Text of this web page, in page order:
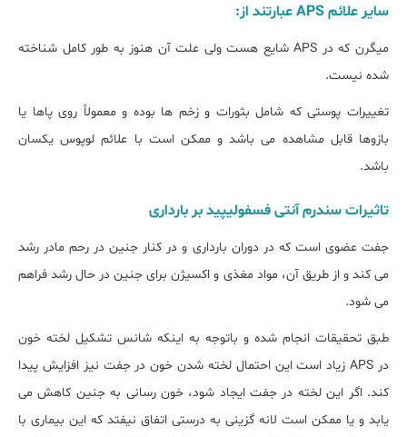
سایر علائم APS عبارتند از:
میگرن که در APS شایع هست ولی علت آن هنوز به طور کامل شناخته
شده نیست.
تغییرات پوستی که شامل بثورات و زخم ها بوده و معمولاً روی پاها یا
بازوها قابل مشاهده می باشد و ممکن است با علائم لوپوس یکسان
باشد.
تاثیرات سندرم آنتی فسفولیپید بر بارداری
جفت عضوی است که در دوران بارداری و در کنار جنین در رحم مادر رشد
می کند و از طریق آن، مواد مغذی و اکسیژن برای جنین در حال رشد فراهم
می شود.
طبق تحقیقات انجام شده و باتوجه به اینکه شانس تشکیل لخته خون
در APS زیاد است این احتمال لخته شدن خون در جفت نیز افزایش پیدا
کند. اگر این لخته در جفت ایجاد شود، خون رسانی به جنین کاهش می
یابد و یا ممکن است لانه گزینی به درستی اتفاق نیفتد که این بیماری با